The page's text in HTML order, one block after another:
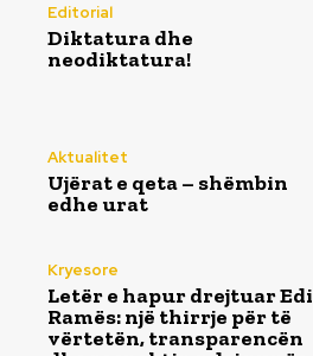
Editorial
Diktatura dhe
neodiktatura!
Aktualitet
Ujërat e qeta – shëmbin
edhe urat
Kryesore
Letër e hapur drejtuar Edi
Ramës: një thirrje për të
vërtetën, transparencën